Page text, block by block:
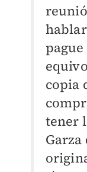
copia
tener
Garza